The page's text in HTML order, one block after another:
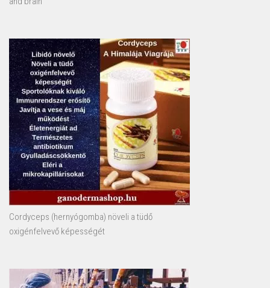
Cordyceps (hernyógomba) növeli a tüdő
oxigénfelvevő képességét